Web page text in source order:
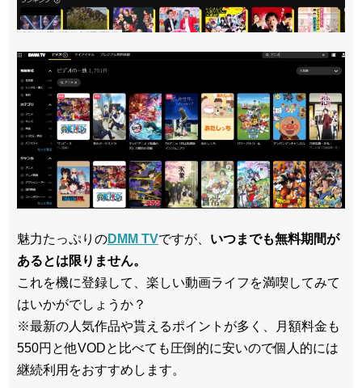
魅力たっぷりのDMM TVですが、 いつまでも無料期間が
あるとは限りません。
これを機に登録して、楽しい動画ライフを満喫してみて
はいかがでしょうか？
※最新の人気作品や貰えるポイントが多く、月額料金も
550円と他VODと比べても圧倒的に安いので個人的には
継続利用をおすすめします。